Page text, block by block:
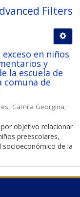
Filters
en niños
y
la escuela de
comuna de
Camila Georgina;
objetivo relacionar
preescolares,
socioeconómico de la